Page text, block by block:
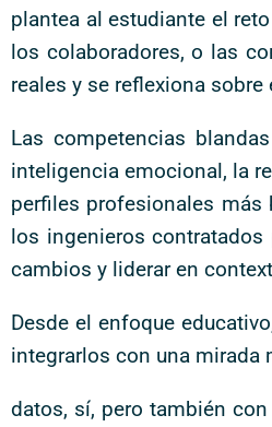
plantea al estudiante el
los colaboradores, o las
reales y se reflexiona
Las competencias
inteligencia emocional, la
perfiles profesionales más
los ingenieros contratados
cambios y liderar en
Desde el enfoque
integrarlos con una mirada
datos, sí, pero también